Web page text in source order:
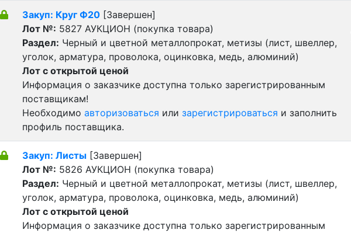
Закуп: Круг Ф20 [Завершен]
Лот №: 5827 АУКЦИОН (покупка товара)
Раздел: Черный и цветной металлопрокат, метизы (лист, швеллер,
уголок, арматура, проволока, оцинковка, медь, алюминий)
Лот с открытой ценой
Информация о заказчике доступна только зарегистрированным
поставщикам!
Необходимо авторизоваться или зарегистрироваться и заполнить
профиль поставщика.
Закуп: Листы [Завершен]
Лот №: 5826 АУКЦИОН (покупка товара)
Раздел: Черный и цветной металлопрокат, метизы (лист, швеллер,
уголок, арматура, проволока, оцинковка, медь, алюминий)
Лот с открытой ценой
Информация о заказчике доступна только зарегистрированным